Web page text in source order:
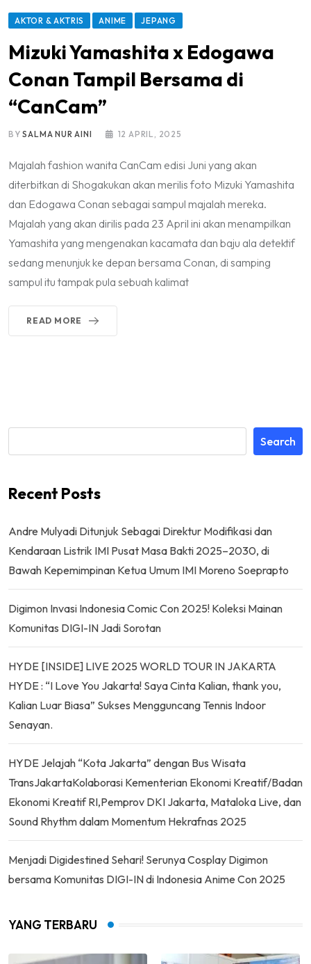
AKTOR & AKTRIS ANIME JEPANG
Mizuki Yamashita x Edogawa
Conan Tampil Bersama di
“CanCam”
BYSALMA NUR AINI 12 APRIL, 2025
Majalah fashion wanita CanCam edisi Juni yang akan
diterbitkan di Shogakukan akan merilis foto Mizuki Yamashita
dan Edogawa Conan sebagai sampul majalah mereka.
Majalah yang akan dirilis pada 23 April ini akan menampilkan
Yamashita yang mengenakan kacamata dan baju ala detektif
sedang menunjuk ke depan bersama Conan, di samping
sampul itu tampak pula sebuah kalimat
READ MORE
Search
Recent Posts
Andre Mulyadi Ditunjuk Sebagai Direktur Modifikasi dan
Kendaraan Listrik IMI Pusat Masa Bakti 2025–2030, di
Bawah Kepemimpinan Ketua Umum IMI Moreno Soeprapto
Digimon Invasi Indonesia Comic Con 2025! Koleksi Mainan
Komunitas DIGI-IN Jadi Sorotan
HYDE [INSIDE] LIVE 2025 WORLD TOUR IN JAKARTA
HYDE : “I Love You Jakarta! Saya Cinta Kalian, thank you,
Kalian Luar Biasa” Sukses Mengguncang Tennis Indoor
Senayan.
HYDE Jelajah “Kota Jakarta” dengan Bus Wisata
TransJakartaKolaborasi Kementerian Ekonomi Kreatif/Badan
Ekonomi Kreatif RI,Pemprov DKI Jakarta, Mataloka Live, dan
Sound Rhythm dalam Momentum Hekrafnas 2025
Menjadi Digidestined Sehari! Serunya Cosplay Digimon
bersama Komunitas DIGI-IN di Indonesia Anime Con 2025
YANG TERBARU